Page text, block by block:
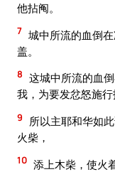
他拈阄。
7 城中所流的血倒
盖。
8 这城中所流的血
我，为要发忿怒施行
9
所以主耶和华如
火柴，
10 添上木柴，使火